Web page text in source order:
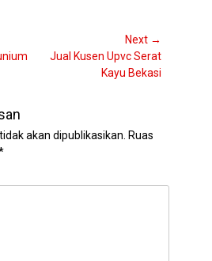
Next →
NextJual Kusen Upvc Serat
Kayu Bekasi
akan dipublikasikan. Ruas